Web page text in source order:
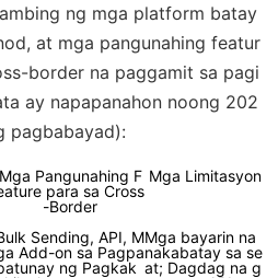
ng mga platform batay
at mga pangunahing featur
border na paggamit sa pagi
ay napapanahon noong 202
pagbabayad):
Mga Pangunahing F
para sa Cross
-Border
Mga Limitasyon
Sending, API, M
Add-on sa Pagpa
ng Pagkak
Mga bayarin na
nakabatay sa se
at; Dagdag na g